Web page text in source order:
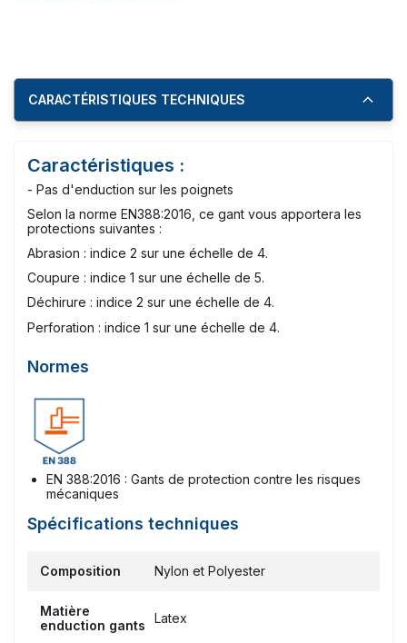
CARACTÉRISTIQUES TECHNIQUES
Caractéristiques :
- Pas d'enduction sur les poignets
Selon la norme EN388:2016, ce gant vous apportera les
protections suivantes :
Abrasion : indice 2 sur une échelle de 4.
Coupure : indice 1 sur une échelle de 5.
Déchirure : indice 2 sur une échelle de 4.
Perforation : indice 1 sur une échelle de 4.
Normes
EN 388:2016 : Gants de protection contre les risques
mécaniques
Spécifications techniques
Composition Nylon et Polyester
Matière
enduction gants
Latex